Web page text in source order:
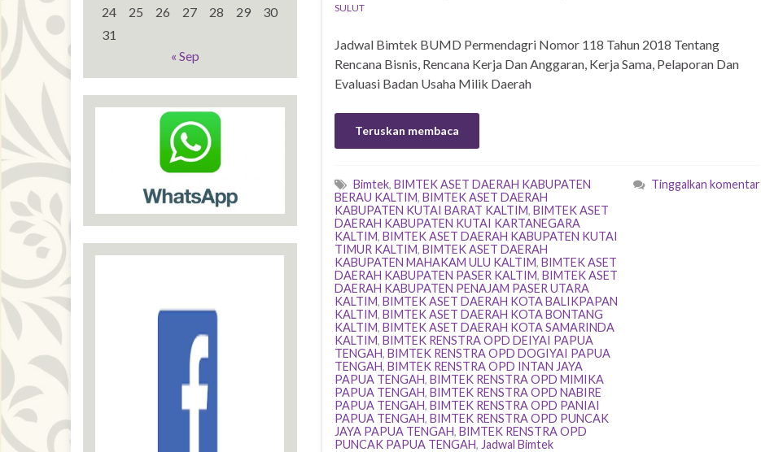
SULUT
Jadwal Bimtek BUMD Permendagri Nomor 118 Tahun 2018 Tentang
Rencana Bisnis, Rencana Kerja Dan Anggaran, Kerja Sama, Pelaporan Dan
Evaluasi Badan Usaha Milik Daerah
Teruskan membaca
Bimtek, BIMTEK ASET DAERAH KABUPATEN
BERAU KALTIM, BIMTEK ASET DAERAH
KABUPATEN KUTAI BARAT KALTIM, BIMTEK ASET
DAERAH KABUPATEN KUTAI KARTANEGARA
KALTIM, BIMTEK ASET DAERAH KABUPATEN KUTAI
TIMUR KALTIM, BIMTEK ASET DAERAH
KABUPATEN MAHAKAM ULU KALTIM, BIMTEK ASET
DAERAH KABUPATEN PASER KALTIM, BIMTEK ASET
DAERAH KABUPATEN PENAJAM PASER UTARA
KALTIM, BIMTEK ASET DAERAH KOTA BALIKPAPAN
KALTIM, BIMTEK ASET DAERAH KOTA BONTANG
KALTIM, BIMTEK ASET DAERAH KOTA SAMARINDA
KALTIM, BIMTEK RENSTRA OPD DEIYAI PAPUA
TENGAH, BIMTEK RENSTRA OPD DOGIYAI PAPUA
TENGAH, BIMTEK RENSTRA OPD INTAN JAYA
PAPUA TENGAH, BIMTEK RENSTRA OPD MIMIKA
PAPUA TENGAH, BIMTEK RENSTRA OPD NABIRE
PAPUA TENGAH, BIMTEK RENSTRA OPD PANIAI
PAPUA TENGAH, BIMTEK RENSTRA OPD PUNCAK
JAYA PAPUA TENGAH, BIMTEK RENSTRA OPD
PUNCAK PAPUA TENGAH, Jadwal Bimtek
Tinggalkan komentar
24
25 26 27 28 29
30
31
« Sep